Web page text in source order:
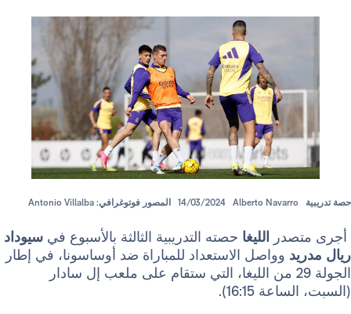
14/03/2024 Alberto المصور فوتوغرافي: Antonio Villalba
الليغاحصته التدريبية الثالثة بالأسبوع فيسيوداد
وواصل الاستعداد للمباراة ضد أوساسونا، في إطار
29 من الليغا، التي ستقام على ملعب إل سادار
16:15).